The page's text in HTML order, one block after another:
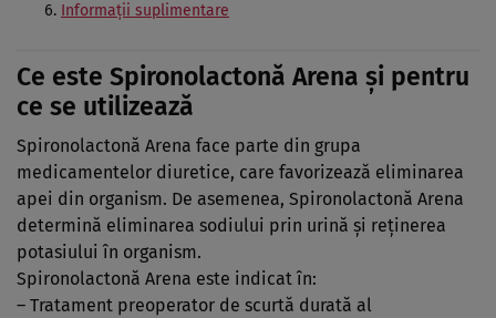
Informaţii suplimentare
Ce este Spironolactonă Arena şi pentru
ce se utilizează
Spironolactonă Arena face parte din grupa
medicamentelor diuretice, care favorizează eliminarea
apei din organism. De asemenea, Spironolactonă Arena
determină eliminarea sodiului prin urină şi reţinerea
potasiului în organism.
Spironolactonă Arena este indicat în:
– Tratament preoperator de scurtă durată al